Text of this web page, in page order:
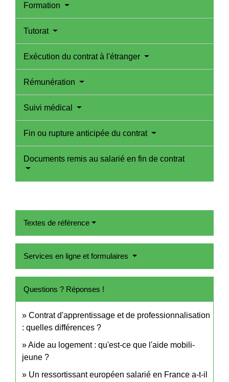
Formation
Tutorat
Exécution du contrat à l'étranger
Rémunération
Suivi médical
Fin ou rupture anticipée du contrat
Documents remis au salarié en fin de contrat
Textes de référence
Services en ligne et formulaires
Questions ? Réponses !
Contrat d'apprentissage et de professionnalisation
: quelles différences ?
Aide au logement : qu'est-ce que l'aide mobili-
jeune ?
Un ressortissant européen salarié en France a-t-il